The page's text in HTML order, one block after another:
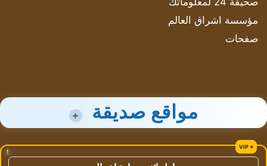
مؤسسة اشراق العالم
صفحات
مواقع صديقة +
!